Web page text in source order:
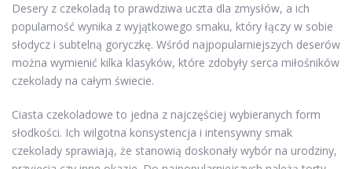
Desery z czekoladą to prawdziwa uczta dla zmysłów, a ich
popularność wynika z wyjątkowego smaku, który łączy w sobie
słodycz i subtelną goryczkę. Wśród najpopularniejszych deserów
można wymienić kilka klasyków, które zdobyły serca miłośników
czekolady na całym świecie.
Ciasta czekoladowe to jedna z najczęściej wybieranych form
słodkości. Ich wilgotna konsystencja i intensywny smak
czekolady sprawiają, że stanowią doskonały wybór na urodziny,